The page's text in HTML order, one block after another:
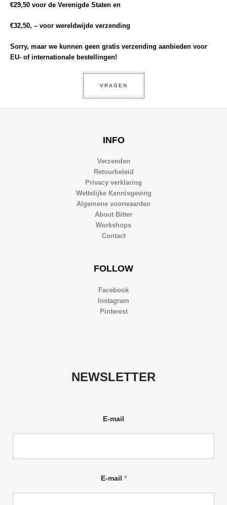
€29,50 voor de Verenigde Staten en
€32,50, – voor wereldwijde verzending
Sorry, maar we kunnen geen gratis verzending aanbieden voor
EU- of internationale bestellingen!
VRAGEN
INFO
Verzenden
Retourbeleid
Privacy verklaring
Wettelijke Kennisgeving
Algemene voorwaarden
About Bitter
Workshops
Contact
FOLLOW
Facebook
Instagram
Pinterest
NEWSLETTER
E-mail
E-mail *